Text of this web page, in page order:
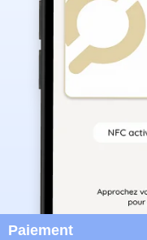
Paiement